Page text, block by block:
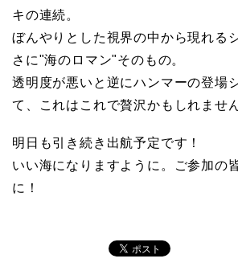
ー
ビ
キの連続。
ぼんやりとした視界の中から現れる
さに"海のロマン"そのもの。
透明度が悪いと逆にハンマーの登場
て、これはこれで贅沢かもしれません
明日も引き続き出航予定です！
いい海になりますように。ご参加の
に！